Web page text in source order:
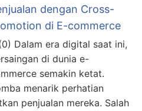
dengan Cross-
di E-commerce
Dalam era digital saat ini,
di dunia e-
semakin ketat.
menarik perhatian
penjualan mereka. Salah